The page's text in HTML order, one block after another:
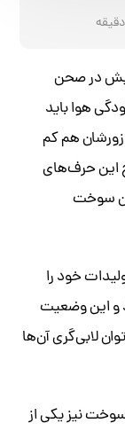
دقیقه
در صحن
هوا باید
زورشان هم کم
این حرف‌های
سوخت
خود را
و این وضعیت
لابی‌گری آن‌ها
نیز یکی از